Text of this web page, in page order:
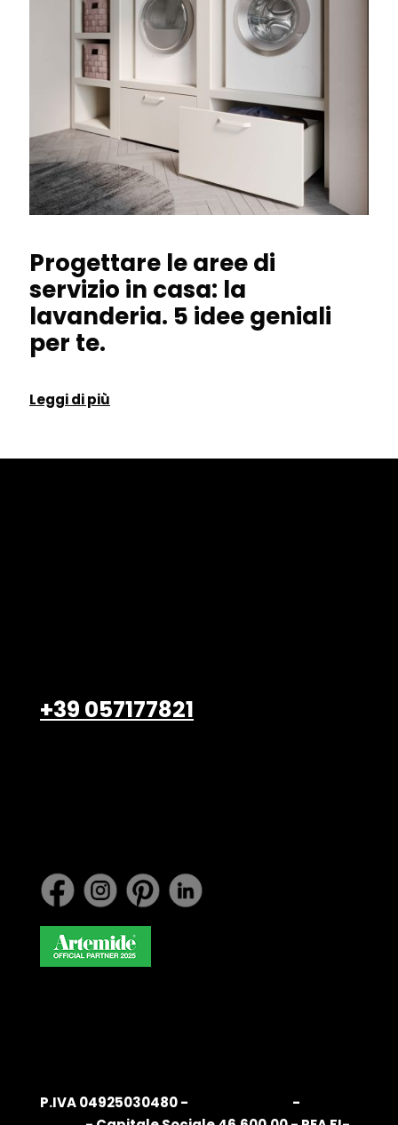
Progettare le aree di
servizio in casa: la
lavanderia. 5 idee geniali
per te.
Leggi di più
+39 057177821
P.IVA 04925030480 - -